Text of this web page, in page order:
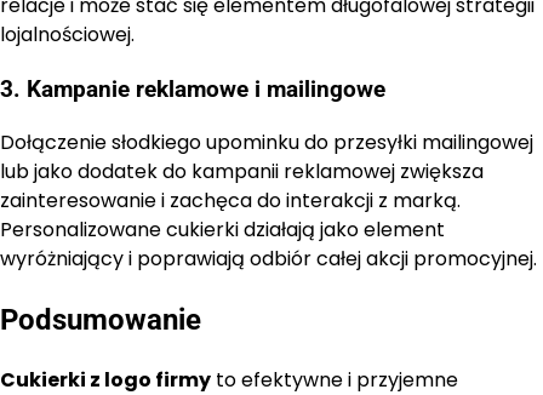
lojalnościowej.
3. Kampanie reklamowe i mailingowe
Dołączenie słodkiego upominku do przesyłki mailingowej
lub jako dodatek do kampanii reklamowej zwiększa
zainteresowanie i zachęca do interakcji z marką.
Personalizowane cukierki działają jako element
wyróżniający i poprawiają odbiór całej akcji promocyjnej.
Podsumowanie
Cukierki z logo firmy to efektywne i przyjemne